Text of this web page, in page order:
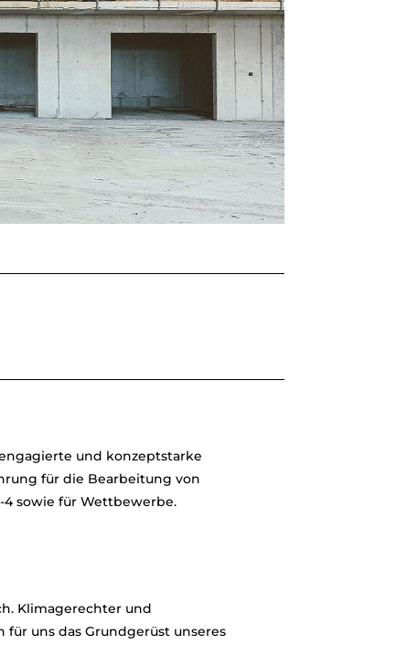
und konzeptstarke
für die Bearbeitung von
sowie für Wettbewerbe.
Klimagerechter und
uns das Grundgerüst unseres